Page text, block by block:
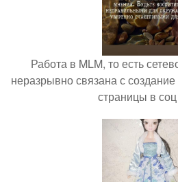
Работа в MLM, то есть
неразрывно связана с создание
страницы в соц